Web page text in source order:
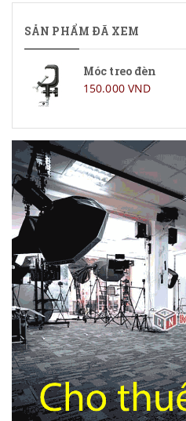
SẢN PHẨM ĐÃ XEM
Móc treo đèn
150.000 VND